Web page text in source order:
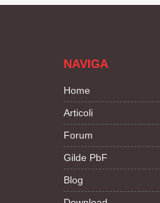
NAVIGA
Home
Articoli
Forum
Gilde PbF
Blog